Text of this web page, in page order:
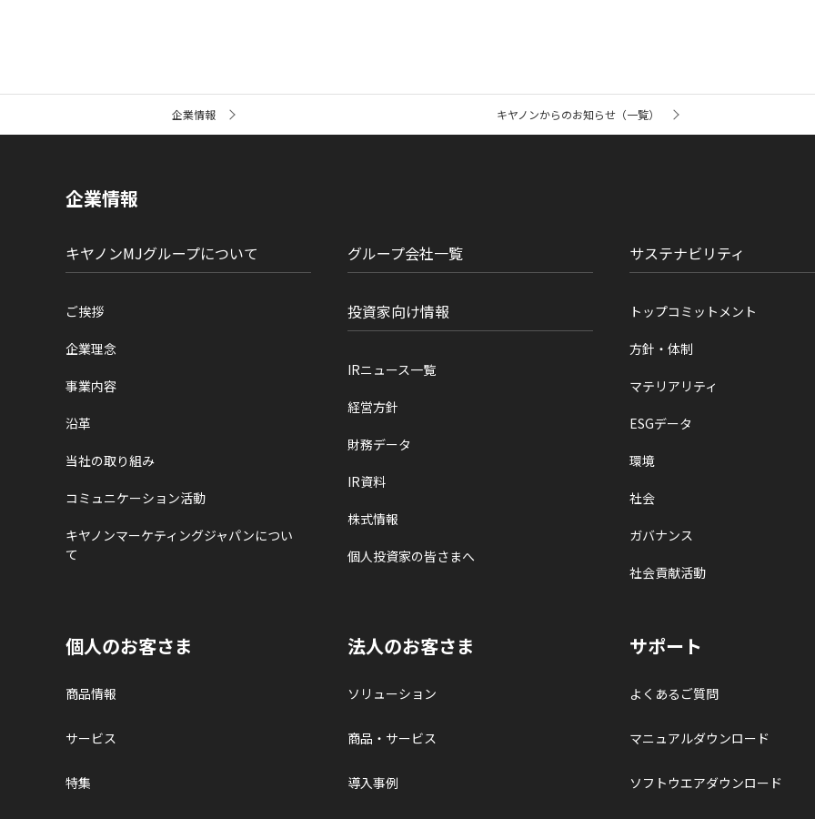
ト
企業情報 キヤノンからのお知らせ（一覧）
企業情報
キヤノンMJグループについて
ご挨拶
企業理念
事業内容
沿革
当社の取り組み
コミュニケーション活動
キヤノンマーケティングジャパンについ
て
グループ会社一覧
投資家向け情報
IRニュース一覧
経営方針
財務データ
IR資料
株式情報
個人投資家の皆さまへ
サステナビリティ
トップコミットメント
方針・体制
マテリアリティ
ESGデータ
環境
社会
ガバナンス
社会貢献活動
個人のお客さま
商品情報
サービス
特集
法人のお客さま
ソリューション
商品・サービス
導入事例
サポート
よくあるご質問
マニュアルダウンロード
ソフトウエアダウンロード